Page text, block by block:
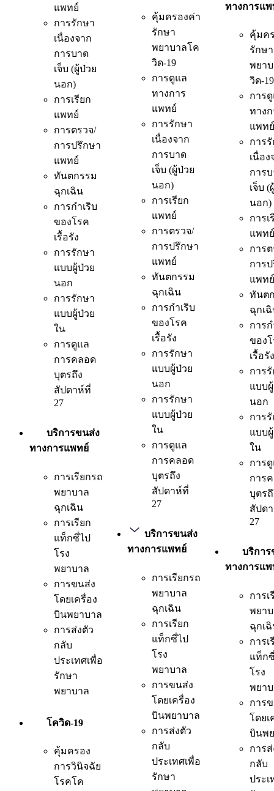
แพทย์
การรักษา
เนื่องจาก
การบาด
เจ็บ (ผู้ป่วย
นอก)
การเรียก
แพทย์
การตรวจ/
การปรึกษา
แพทย์
ทันตกรรม
ฉุกเฉิน
การกำเริบ
ของโรค
เรื้อรัง
การรักษา
แบบผู้ป่วย
นอก
การรักษา
แบบผู้ป่วย
ใน
การดูแล
การคลอด
บุตรถึง
สัปดาห์ที่
27
บริการขนส่ง
ทางการแพทย์
การเรียกรถ
พยาบาล
ฉุกเฉิน
การเรียก
แท็กซี่ไป
โรง
พยาบาล
การขนส่ง
โดยเครื่อง
บินพยาบาล
การส่งตัว
กลับ
ประเทศเพื่อ
รักษา
พยาบาล
โควิด-19
คุ้มครอง
การวินิจฉัย
โรคโค
คุ้มครองค่า
รักษา
พยาบาลโค
วิด-19
การดูแล
ทางการ
แพทย์
การรักษา
เนื่องจาก
การบาด
เจ็บ (ผู้ป่วย
นอก)
การเรียก
แพทย์
การตรวจ/
การปรึกษา
แพทย์
ทันตกรรม
ฉุกเฉิน
การกำเริบ
ของโรค
เรื้อรัง
การรักษา
แบบผู้ป่วย
นอก
การรักษา
แบบผู้ป่วย
ใน
การดูแล
การคลอด
บุตรถึง
สัปดาห์ที่
27
บริการขนส่ง
ทางการแพทย์
การเรียกรถ
พยาบาล
ฉุกเฉิน
การเรียก
แท็กซี่ไป
โรง
พยาบาล
การขนส่ง
โดยเครื่อง
บินพยาบาล
การส่งตัว
กลับ
ประเทศเพื่อ
รักษา
ทางการแ
คุ้มค
รักษา
พยา
วิด-19
การ
ทาง
แพทย์
การ
เนื่อง
การ
เจ็บ (
นอก)
การเ
แพทย์
การ
การ
แพทย์
ทันต
ฉุกเ
การก
ของ
เรื้อรัง
การ
แบบ
นอก
การ
แบบ
ใน
การ
การ
บุตร
สัปด
27
บริการ
ทางการแ
การเ
พยา
ฉุกเ
การเ
แท็ก
โรง
พยา
การ
โดยเ
บินพ
การ
กลับ
ประเ